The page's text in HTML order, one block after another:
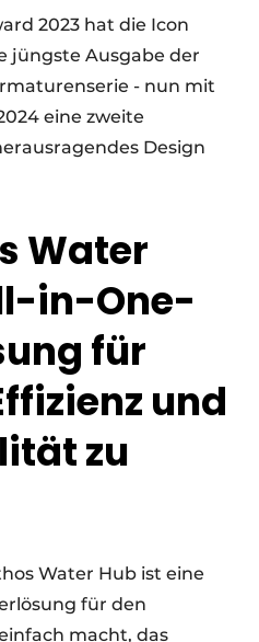
2023 hat die Icon
jüngste Ausgabe der
- nun mit
eine zweite
Design
Water
in-One-
für
und
zu
Water Hub ist eine
für den
macht, das